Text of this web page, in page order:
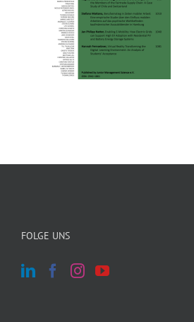
FOLGE UNS